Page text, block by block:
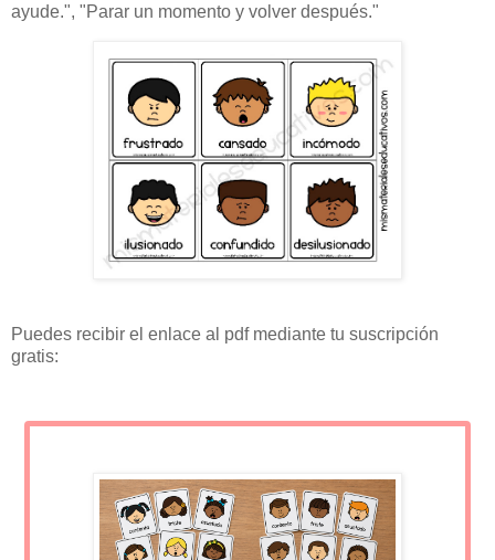
ayude.", "Parar un momento y volver después."
Puedes recibir el enlace al pdf mediante tu suscripción
gratis: